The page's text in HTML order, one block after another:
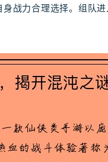
战力合理选择。组队